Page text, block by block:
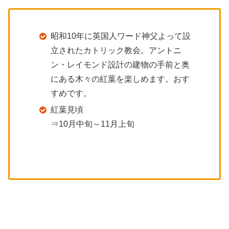
昭和10年に英国人ワード神父よって設
立されたカトリック教会。アントニ
ン・レイモンド設計の建物の手前と奥
にある木々の紅葉を楽しめます。おす
すめです。
紅葉見頃
⇒10月中旬～11月上旬